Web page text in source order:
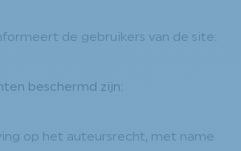
de gebruikers van de site:
beschermd zijn:
op het auteursrecht, met name